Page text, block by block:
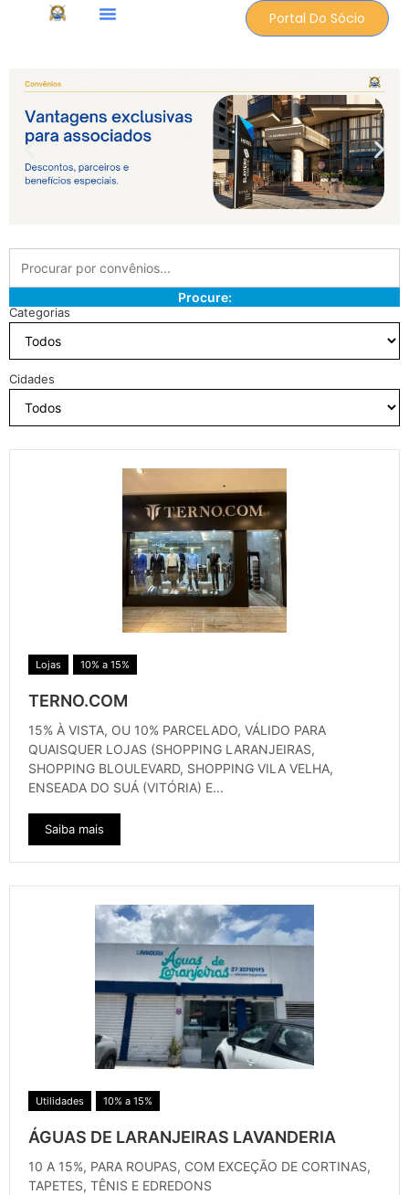
Portal Do Sócio
Procure:
Categorias
Cidades
Lojas 10% a 15%
TERNO.COM
15% À VISTA, OU 10% PARCELADO, VÁLIDO PARA
QUAISQUER LOJAS (SHOPPING LARANJEIRAS,
SHOPPING BLOULEVARD, SHOPPING VILA VELHA,
ENSEADA DO SUÁ (VITÓRIA) E...
Saiba mais
Utilidades 10% a 15%
ÁGUAS DE LARANJEIRAS LAVANDERIA
10 A 15%, PARA ROUPAS, COM EXCEÇÃO DE CORTINAS,
TAPETES, TÊNIS E EDREDONS